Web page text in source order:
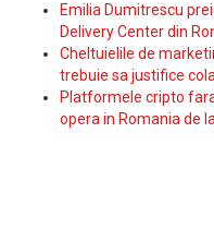
Emilia Dumitrescu
Delivery Center din
Cheltuielile de
trebuie sa justifice
Platformele cripto
opera in Romania de